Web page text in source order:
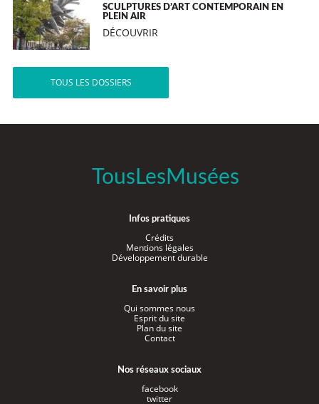
SCULPTURES D’ART CONTEMPORAIN EN
PLEIN AIR
DÉCOUVRIR
TOUS LES DOSSIERS
TousLesMusées
Infos pratiques
Crédits
Mentions légales
Développement durable
En savoir plus
Qui sommes nous
Esprit du site
Plan du site
Contact
Nos réseaux sociaux
facebook
twitter